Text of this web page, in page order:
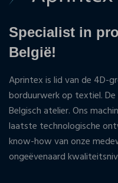
Specialist in
België!
Aprintex is lid van de 4D-
borduurwerk op textiel.
Belgisch atelier. Ons
laatste technologische
know-how van onze
ongeëvenaard